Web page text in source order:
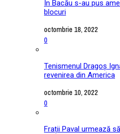
În Bacău s-au pus
blocuri
octombrie 18, 2022
0
Tenismenul Dragoș
revenirea din America
octombrie 10, 2022
0
Frații Paval urmează